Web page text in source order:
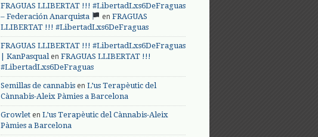
FRAGUAS LLIBERTAT !!! #LibertadLxs6DeFraguas
– Federación Anarquista
en FRAGUAS
LLIBERTAT !!! #LibertadLxs6DeFraguas
FRAGUAS LLIBERTAT !!! #LibertadLxs6DeFraguas
| KanPasqualen FRAGUAS LLIBERTAT !!!
#LibertadLxs6DeFraguas
Semillas de cannabis en L’us Terapèutic del
Cànnabis-Aleix Pàmies a Barcelona
Growlet en L’us Terapèutic del Cànnabis-Aleix
Pàmies a Barcelona